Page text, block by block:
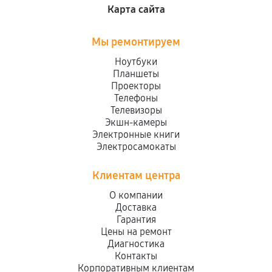
Карта сайта
Мы ремонтируем
Ноутбуки
Планшеты
Проекторы
Телефоны
Телевизоры
Экшн-камеры
Электронные книги
Электросамокаты
Клиентам центра
О компании
Доставка
Гарантия
Цены на ремонт
Диагностика
Контакты
Корпоративным клиентам